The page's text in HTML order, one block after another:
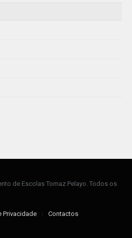
de Escolas Tomaz Pelayo. Todos os
Privacidade Contactos